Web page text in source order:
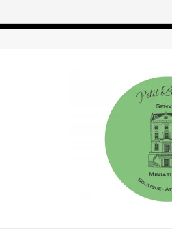
Congés d'été : les commandes